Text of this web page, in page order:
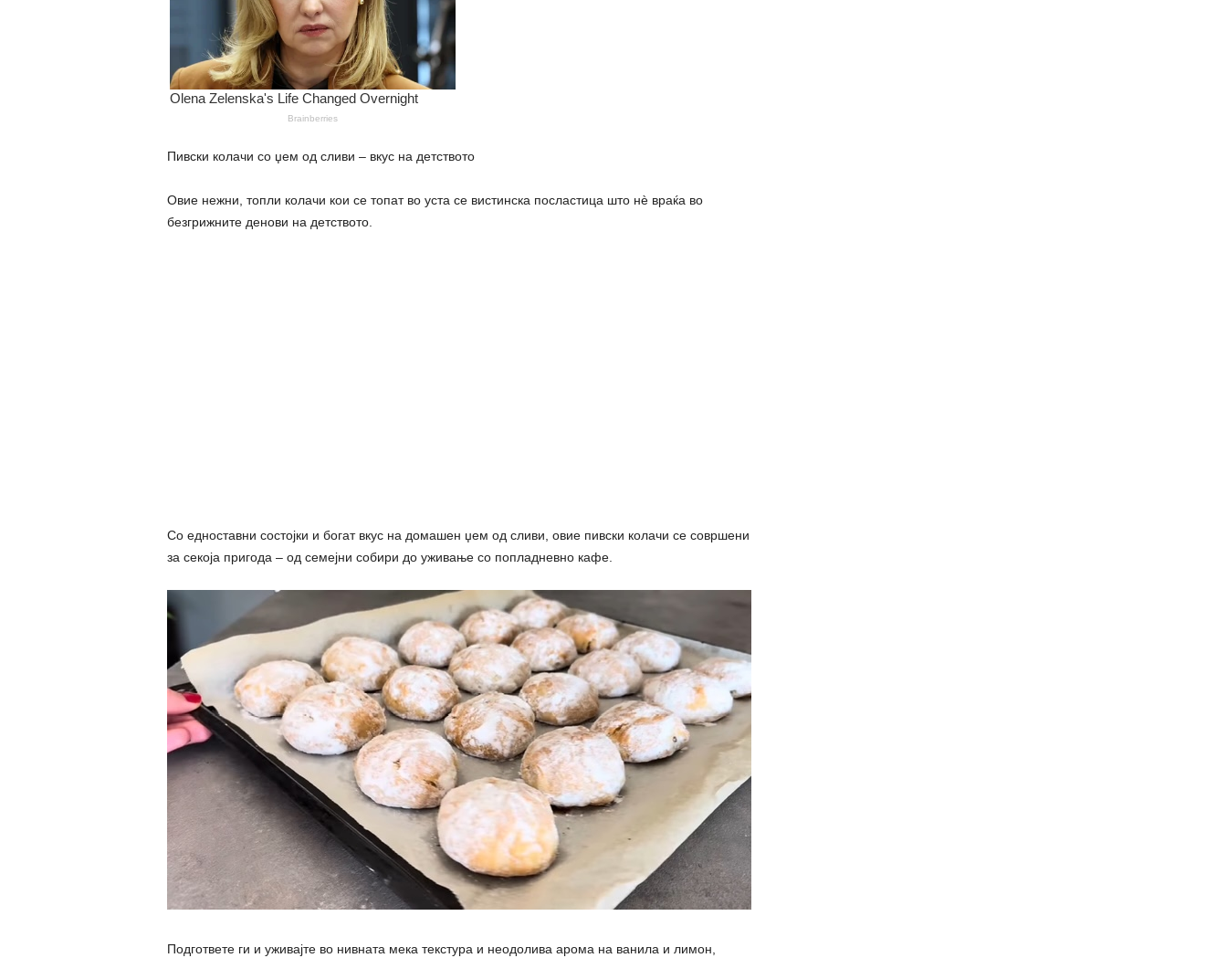
Пивски колачи со џем од сливи – вкус на детството
Овие нежни, топли колачи кои се топат во уста се вистинска посластица што нè враќа во
безгрижните денови на детството.
Со едноставни состојки и богат вкус на домашен џем од сливи, овие пивски колачи се совршени
за секоја пригода – од семејни собири до уживање со попладневно кафе.
Подгответе ги и уживајте во нивната мека текстура и неодолива арома на ванила и лимон,